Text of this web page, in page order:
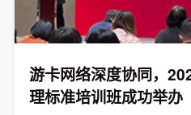
游卡网络深度协同，
理标准培训班成功举办